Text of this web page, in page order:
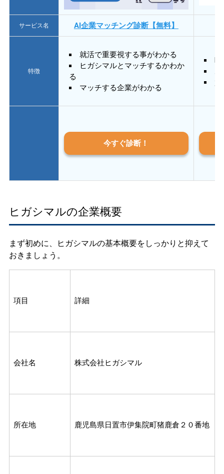
サービス名 AI企業マッチング診断【無料】
特徴
就活で重要視する事がわかる
ヒガシマルとマッチするかわか
る
マッチする企業がわかる
質
今すぐ診断！
ヒガシマルの企業概要
まず初めに、ヒガシマルの基本概要をしっかりと抑えて
おきましょう。
項目 詳細
会社名 株式会社ヒガシマル
所在地 鹿児島県日置市伊集院町猪鹿倉２０番地